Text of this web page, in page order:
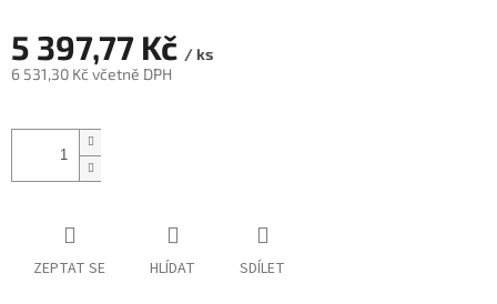
5 397,77 Kč / ks
6 531,30 Kč včetně DPH
cena:
ZEPTAT SE HLÍDAT SDÍLET